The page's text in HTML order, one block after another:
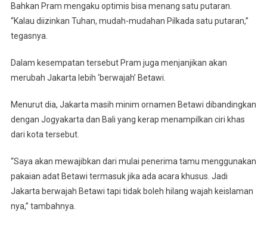
Bahkan Pram mengaku optimis bisa menang satu putaran.
“Kalau diizinkan Tuhan, mudah-mudahan Pilkada satu putaran,”
tegasnya.
Dalam kesempatan tersebut Pram juga menjanjikan akan
merubah Jakarta lebih ‘berwajah’ Betawi.
Menurut dia, Jakarta masih minim ornamen Betawi dibandingkan
dengan Jogyakarta dan Bali yang kerap menampilkan ciri khas
dari kota tersebut.
“Saya akan mewajibkan dari mulai penerima tamu menggunakan
pakaian adat Betawi termasuk jika ada acara khusus. Jadi
Jakarta berwajah Betawi tapi tidak boleh hilang wajah keislaman
nya,” tambahnya.